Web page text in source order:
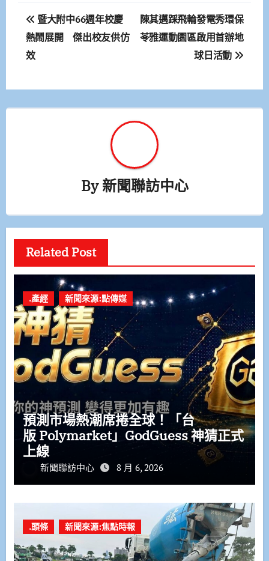
文
章
導
覽
暨大附中66週年校慶
熱鬧展開 傑出校友供仿
效
陳其邁踩飛輪發電秀環保
苓雅運動園區啟用首辦地
球日活動
By新聞聯訪中心
Related Post
.產經 新聞來源:點傳媒
預測市場熱潮席捲全球！「台
版 Polymarket」GodGuess 神猜正式
上線
新聞聯訪中心 8 月 6, 2026
.頭條 新聞來源:焦點時報